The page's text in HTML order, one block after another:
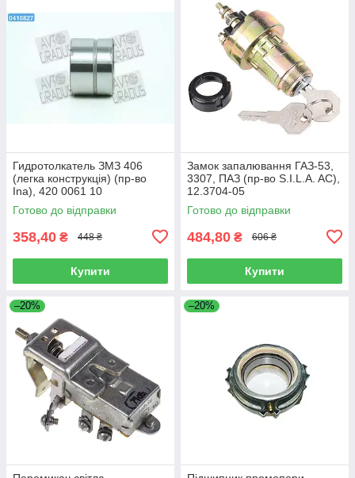
Гидротолкатель ЗМЗ 406
(легка конструкція) (пр-во
Ina), 420 0061 10
Готово до відправки
358,40 ₴ 448 ₴
Купити
Замок запалювання ГАЗ-53,
3307, ПАЗ (пр-во S.I.L.A. AC),
12.3704-05
Готово до відправки
484,80 ₴ 606 ₴
Купити
–20% –20%